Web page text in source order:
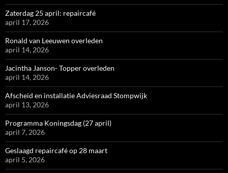
Zaterdag 25 april: repaircafé
april 17, 2026
Ronald van Leeuwen overleden
april 14, 2026
Jacintha Janson- Topper overleden
april 14, 2026
Afscheid en installatie Adviesraad Stompwijk
april 13, 2026
Programma Koningsdag (27 april)
april 7, 2026
Geslaagd repaircafé op 28 maart
april 5, 2026